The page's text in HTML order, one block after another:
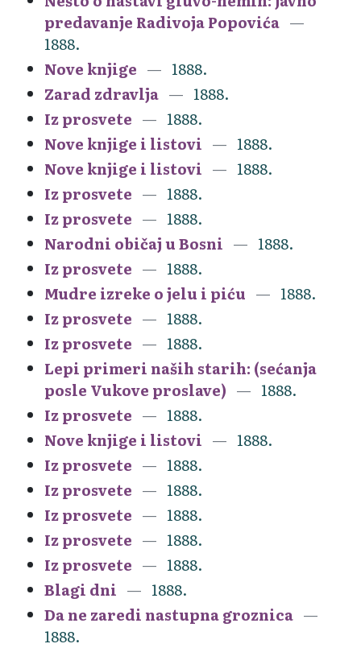
predavanje Radivoja Popovića
1888.
Nove knjige
1888.
Zarad zdravlja
1888.
Iz prosvete
1888.
Nove knjige i listovi
1888.
Nove knjige i listovi
1888.
Iz prosvete
1888.
Iz prosvete
1888.
Narodni običaj u Bosni
1888.
Iz prosvete
1888.
Mudre izreke o jelu i piću
1888.
Iz prosvete
1888.
Iz prosvete
1888.
Lepi primeri naših starih: (sećanja
posle Vukove proslave)
1888.
Iz prosvete
1888.
Nove knjige i listovi
1888.
Iz prosvete
1888.
Iz prosvete
1888.
Iz prosvete
1888.
Iz prosvete
1888.
Iz prosvete
1888.
Blagi dni
1888.
Da ne zaredi nastupna groznica
1888.